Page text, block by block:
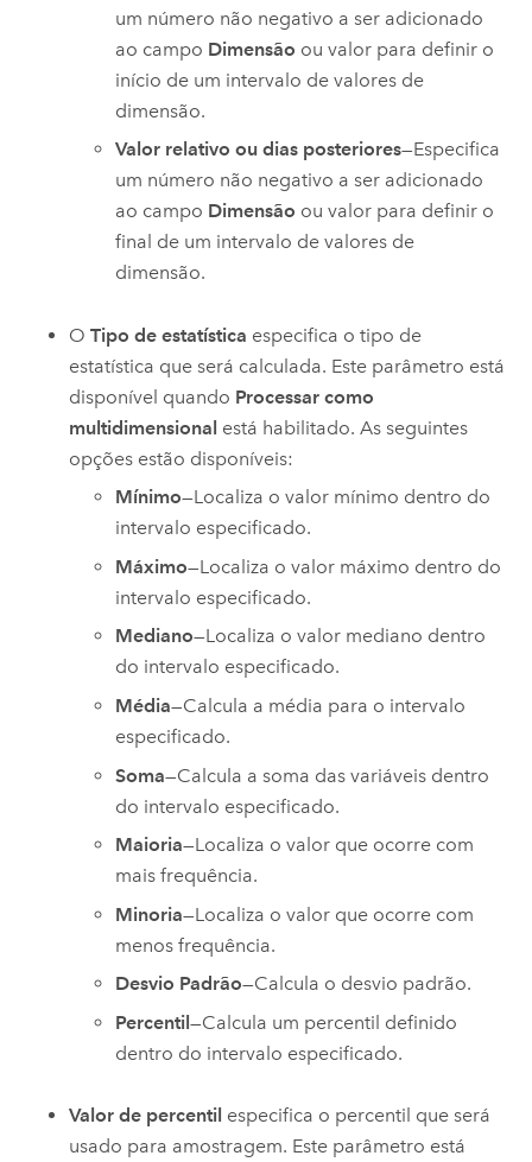
um número não negativo a ser adicionado
ao campo Dimensão ou valor para definir o
início de um intervalo de valores de
dimensão.
Valor relativo ou dias posteriores—Especifica
um número não negativo a ser adicionado
ao campo Dimensão ou valor para definir o
final de um intervalo de valores de
dimensão.
OTipo de estatística especifica o tipo de
estatística que será calculada. Este parâmetro está
disponível quando Processar como
multidimensional está habilitado. As seguintes
opções estão disponíveis:
Mínimo—Localiza o valor mínimo dentro do
intervalo especificado.
Máximo—Localiza o valor máximo dentro do
intervalo especificado.
Mediano—Localiza o valor mediano dentro
do intervalo especificado.
Média—Calcula a média para o intervalo
especificado.
Soma—Calcula a soma das variáveis dentro
do intervalo especificado.
Maioria—Localiza o valor que ocorre com
mais frequência.
Minoria—Localiza o valor que ocorre com
menos frequência.
Desvio Padrão—Calcula o desvio padrão.
Percentil—Calcula um percentil definido
dentro do intervalo especificado.
Valor de percentil especifica o percentil que será
usado para amostragem. Este parâmetro está